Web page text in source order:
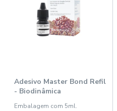
Adesivo Master Bond Refil
- Biodinâmica
Embalagem com 5ml.